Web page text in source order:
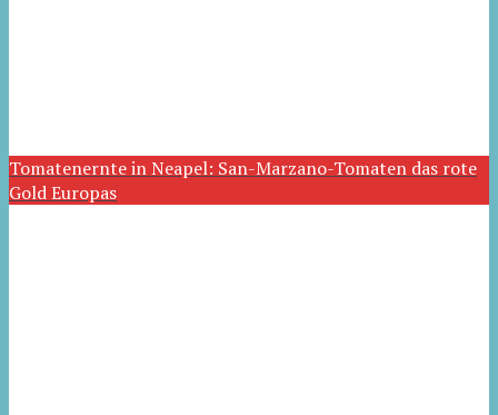
Tomatenernte in Neapel: San-Marzano-Tomaten das rote
Gold Europas